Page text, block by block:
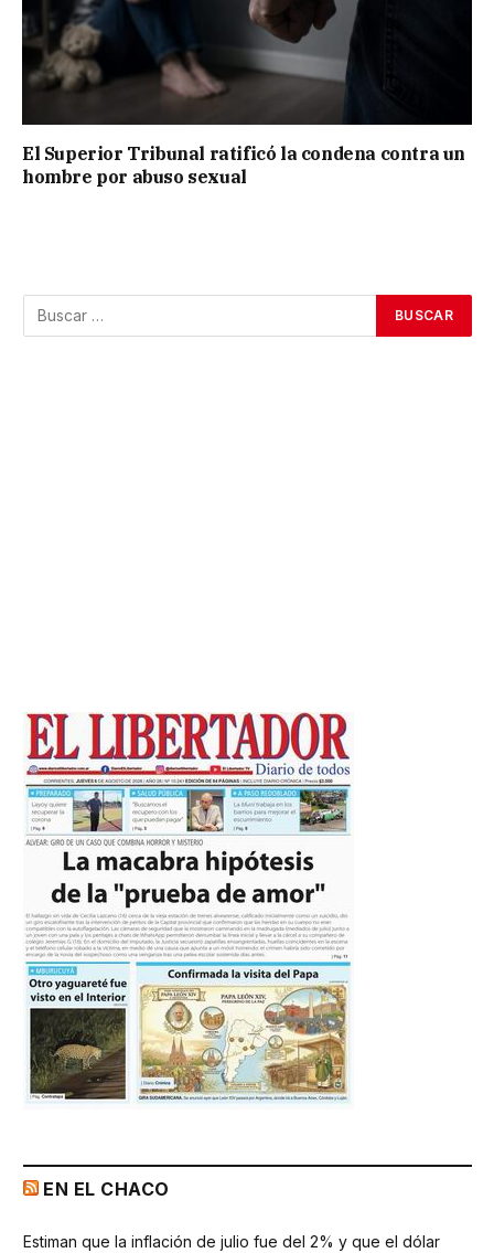
El Superior Tribunal ratificó la condena contra un
hombre por abuso sexual
EN EL CHACO
Estiman que la inflación de julio fue del 2% y que el dólar